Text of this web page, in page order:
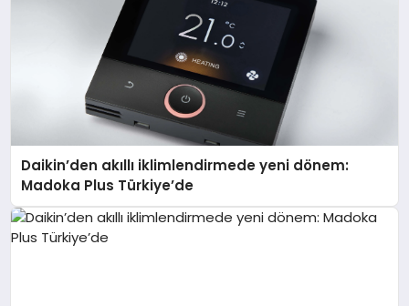
Daikin’den akıllı iklimlendirmede yeni dönem:
Madoka Plus Türkiye’de